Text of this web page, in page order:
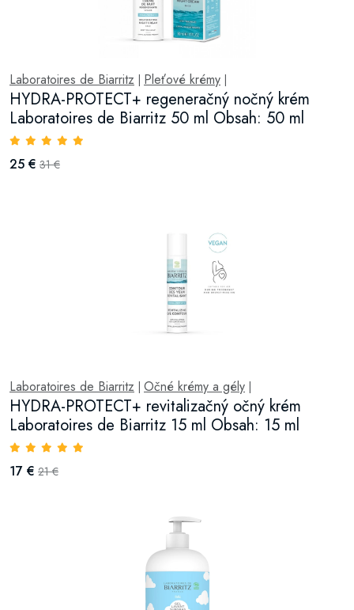
Laboratoires de Biarritz Pleťové krémy
HYDRA-PROTECT+ regeneračný nočný krém
Laboratoires de Biarritz 50 ml Obsah: 50 ml
25 € 31 €
Laboratoires de Biarritz Očné krémy a gély
HYDRA-PROTECT+ revitalizačný očný krém
Laboratoires de Biarritz 15 ml Obsah: 15 ml
17 € 21 €